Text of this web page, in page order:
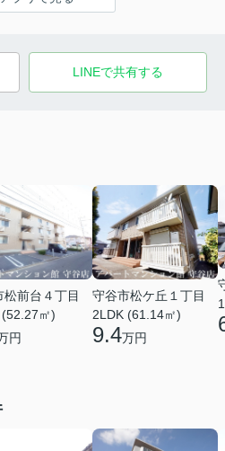
LINEで共有する
松前台４丁目
㎡)
円
守谷市松ケ丘１丁目
2LDK (61.14㎡)
9.4万円